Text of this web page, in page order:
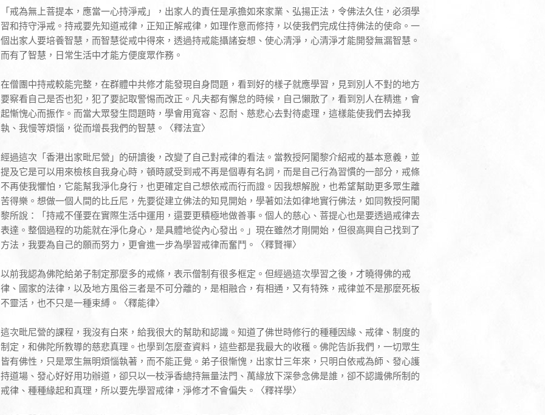
「戒為無上菩提本，應當一心持淨戒」，出家人的責任是承擔如來家業、弘揚正法，令佛法久住，必須學
習和持守淨戒。持戒要先知道戒律，正知正解戒律，如理作意而修持，以使我們完成住持佛法的使命。一
個出家人要培養智慧，而智慧從戒中得來，透過持戒能攝諸妄想、使心清淨，心清淨才能開發無漏智慧。
而有了智慧，日常生活中才能方便度眾作務。
在僧團中持戒較能完整，在群體中共修才能發現自身問題，看到好的樣子就應學習，見到別人不對的地方
要察看自己是否也犯，犯了要記取警惕而改正。凡夫都有懈怠的時候，自己懶散了，看到別人在精進，會
起慚愧心而振作。而當大眾發生問題時，學會用寬容、忍耐、慈悲心去對待處理，這樣能使我們去掉我
執、我慢等煩惱，從而增長我們的智慧。〈釋法宣〉
經過這次「香港出家毗尼營」的研讀後，改變了自己對戒律的看法。當教授阿闍黎介紹戒的基本意義，並
提及它是可以用來檢核自我身心時，頓時感受到戒不再是個專有名詞，而是自己行為習慣的一部分，戒條
不再使我懼怕，它能幫我淨化身行，也更確定自己想依戒而行而證。因我想解脫，也希望幫助更多眾生離
苦得樂。想做一個人間的比丘尼，先要從建立佛法的知見開始，學著如法如律地實行佛法，如同教授阿闍
黎所說：「持戒不僅要在實際生活中運用，還要更積極地做善事。個人的慈心、菩提心也是要透過戒律去
表達。整個過程的功能就在淨化身心，是具體地從內心發出。」現在雖然才剛開始，但很高興自己找到了
方法，我要為自己的願而努力，更會進一步為學習戒律而奮鬥。〈釋賢禪〉
以前我認為佛陀給弟子制定那麼多的戒條，表示僧制有很多框定。但經過這次學習之後，才曉得佛的戒
律、國家的法律，以及地方風俗三者是不可分離的，是相融合，有相通，又有特殊，戒律並不是那麼死板
不靈活，也不只是一種束縛。〈釋能律〉
這次毗尼營的課程，我沒有白來，給我很大的幫助和認識。知道了佛世時修行的種種因緣、戒律、制度的
制定，和佛陀所教導的慈悲真理。也學到怎麼查資料，這些都是我最大的收穫。佛陀告訴我們，一切眾生
皆有佛性，只是眾生無明煩惱執著，而不能正覺。弟子很慚愧，出家廿三年來，只明白依戒為師、發心護
持道場、發心好好用功辦道，卻只以一枝淨香總持無量法門、萬緣放下深參念佛是誰，卻不認識佛所制的
戒律、種種緣起和真理，所以要先學習戒律，淨修才不會偏失。〈釋祥學〉